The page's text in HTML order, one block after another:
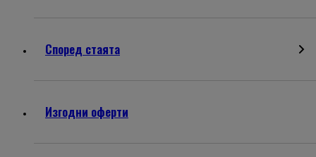
Според стаята
Изгодни оферти